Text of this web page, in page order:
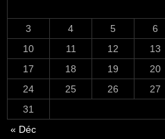
3
4 5 6
10
11 12 13
17
18 19 20
24
25 26 27
31
« Déc